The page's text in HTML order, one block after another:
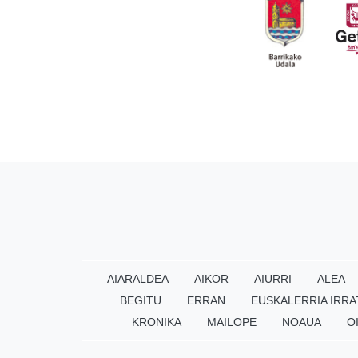
AIARALDEA AIKOR AIURRI ALEA
BEGITU
ERRAN EUSKALERRIA
KRONIKA
MAILOPE NOAUA